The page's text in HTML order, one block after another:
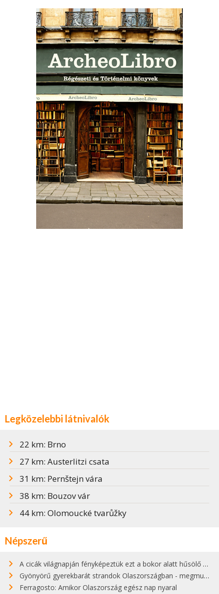
Legközelebbi látnivalók
22 km: Brno
27 km: Austerlitzi csata
31 km: Pernštejn vára
38 km: Bouzov vár
44 km: Olomoucké tvarůžky
Népszerű
A cicák világnapján fényképeztük ezt a bokor alatt hűsölő cicát Kisorosziban
Gyönyörű gyerekbarát strandok Olaszországban - megmutatjuk a 15 legjobbat
Ferragosto: Amikor Olaszország egész nap nyaral